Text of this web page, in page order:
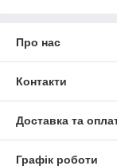
Про нас
Контакти
Доставка та
Графік роботи